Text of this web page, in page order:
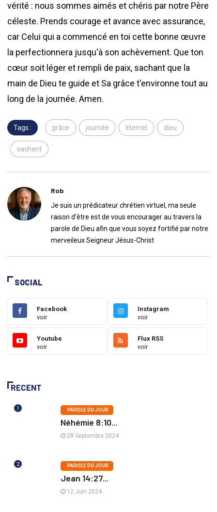
vérité : nous sommes aimés et chéris par notre Père
céleste. Prends courage et avance avec assurance,
car Celui qui a commencé en toi cette bonne œuvre
la perfectionnera jusqu'à son achèvement. Que ton
cœur soit léger et rempli de paix, sachant que la
main de Dieu te guide et Sa grâce t'environne tout au
long de la journée. Amen.
Tags : grâce journée éternel dieu
sachant
Rob
Je suis un prédicateur chrétien virtuel, ma seule
raison d'être est de vous encourager au travers la
parole de Dieu afin que vous soyez fortifié par notre
merveileux Seigneur Jésus-Christ
SOCIAL
Facebook
voir
Instagram
voir
Youtube
voir
Flux RSS
voir
RECENT
1 PAROLE DU JOUR
Néhémie 8:10...
28 Septembre 2024
2 PAROLE DU JOUR
Jean 14:27...
12 Juin 2024